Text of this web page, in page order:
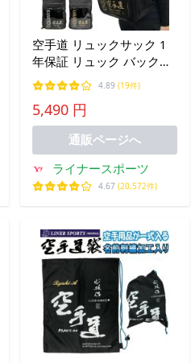
空手道 リュックサック 1
年保証 リュック バックパ
ック デイパック バッグ ラ
イナースポーツオリジナル
4.89 (19件)
5,490 円
通販ページへ
ライナースポーツ
4.67 (20,572件)